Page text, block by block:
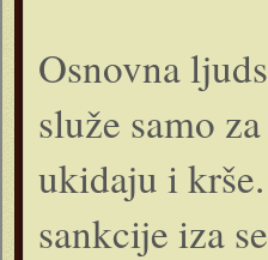
Osnovna
služe samo
ukidaju i
sankcije iza